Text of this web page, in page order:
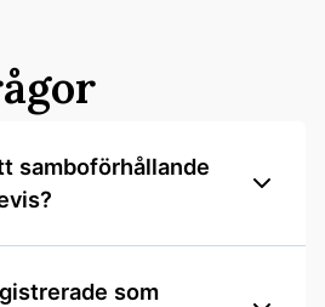
samboförhållande
som